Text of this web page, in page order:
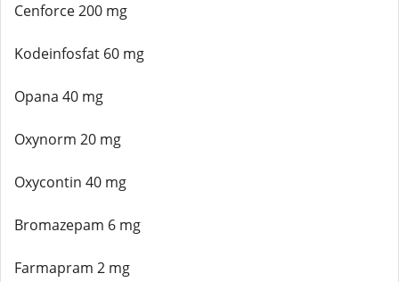
Cenforce 200 mg
Kodeinfosfat 60 mg
Opana 40 mg
Oxynorm 20 mg
Oxycontin 40 mg
Bromazepam 6 mg
Farmapram 2 mg